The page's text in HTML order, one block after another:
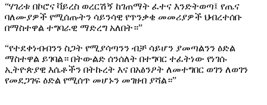
“ሃገሪቱ በኮሮና ቫይረስ ወረርሽኝ ከገጠማት ፈተና እንድትወጣ፤ የጤና
ባለሙያዎች የሚሰጡትን ሳይንሳዊ የጥንቃቄ መመሪያዎች ህብረተሰቡ
በማስተዋል ተግባራዊ ማድረግ አለበት።”
“የተደቀነብብንን ስጋት የሚያሳጣንን ብቻ ሳይሆን ያመጣልንን ዕድል
ማስተዋል ይገባል። በትውልድ ሰንሰለት በተግባር ተፈትነው የነገሱ
ኢትዮጵያዊ እሴቶችን በትኩረት እና በአፅንዖት ለመተግበር ወገን ለወገን
የመደጋገፍ ዕድል የሚሰጥ መሆኑን መገዘብ ያሻል።”